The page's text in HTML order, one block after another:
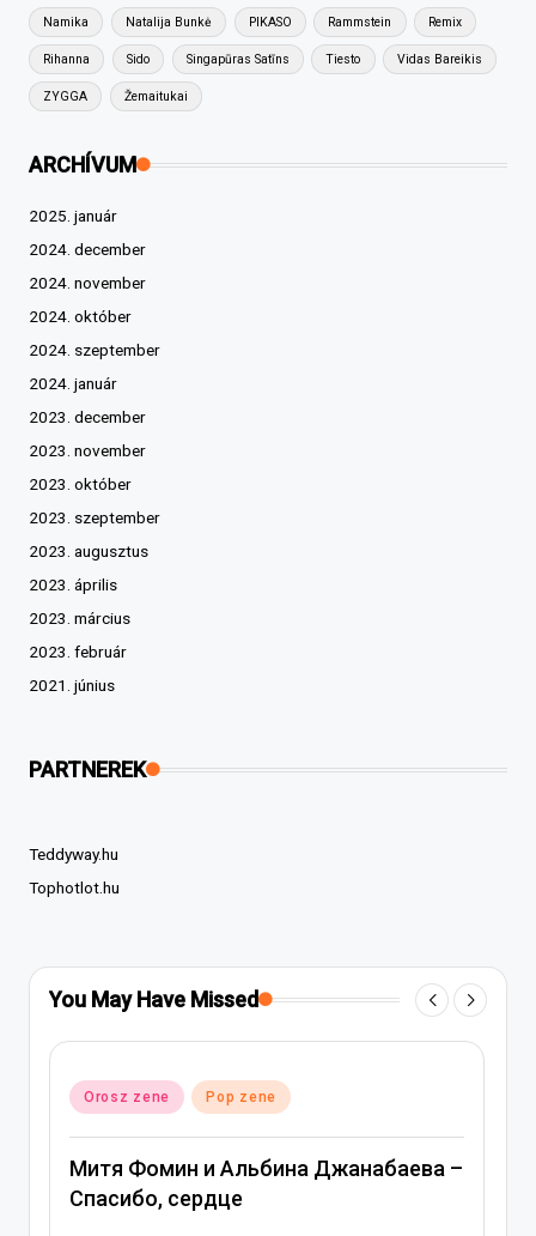
Namika Natalija Bunkė PIKASO Rammstein Remix
Rihanna Sido Singapūras Satīns Tiesto Vidas Bareikis
ZYGGA Žemaitukai
ARCHÍVUM
2025. január
2024. december
2024. november
2024. október
2024. szeptember
2024. január
2023. december
2023. november
2023. október
2023. szeptember
2023. augusztus
2023. április
2023. március
2023. február
2021. június
PARTNEREK
Teddyway.hu
Tophotlot.hu
You May Have Missed
Posted
Orosz zene Pop zene
Митя Фомин и Альбина Джанабаева –
Спасибо, сердце